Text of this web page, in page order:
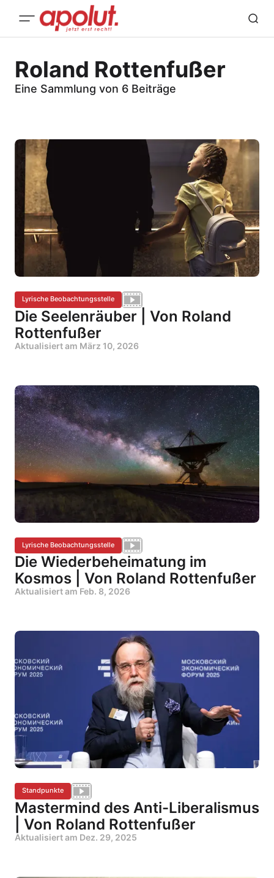
Roland Rottenfußer
Eine Sammlung von 6 Beiträge
Lyrische Beobachtungsstelle
Die Seelenräuber | Von Roland
Rottenfußer
Aktualisiert am März 10, 2026
Lyrische Beobachtungsstelle
Die Wiederbeheimatung im
Kosmos | Von Roland Rottenfußer
Aktualisiert am Feb. 8, 2026
Standpunkte
Mastermind des Anti-Liberalismus
| Von Roland Rottenfußer
Aktualisiert am Dez. 29, 2025